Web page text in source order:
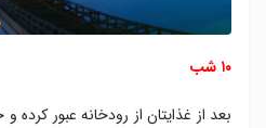
۱۰ شب
بعد از غذایتان از رودخانه عبور کرده